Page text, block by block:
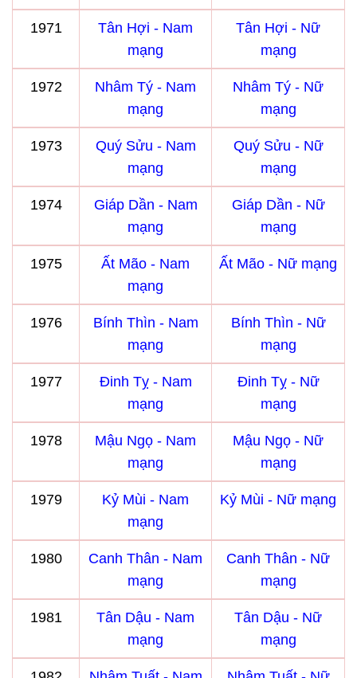
1971
Tân Hợi - Nam
mạng
Tân Hợi - Nữ
mạng
1972
Nhâm Tý - Nam
mạng
Nhâm Tý - Nữ
mạng
1973
Quý Sửu - Nam
mạng
Quý Sửu - Nữ
mạng
1974
Giáp Dần - Nam
mạng
Giáp Dần - Nữ
mạng
1975
Ất Mão - Nam
mạng
Ất Mão - Nữ mạng
1976
Bính Thìn - Nam
mạng
Bính Thìn - Nữ
mạng
1977
Đinh Tỵ - Nam
mạng
Đinh Tỵ - Nữ
mạng
1978
Mậu Ngọ - Nam
mạng
Mậu Ngọ - Nữ
mạng
1979
Kỷ Mùi - Nam
mạng
Kỷ Mùi - Nữ mạng
1980
Canh Thân - Nam
mạng
Canh Thân - Nữ
mạng
1981
Tân Dậu - Nam
mạng
Tân Dậu - Nữ
mạng